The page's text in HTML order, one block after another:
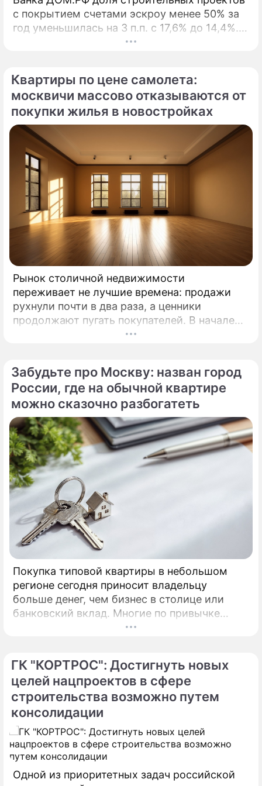
с покрытием счетами эскроу менее 50% за
год уменьшилась на 3 п.п. с 17,6% до 14,4%. В
начале 2026 года Банк ДОМ.
Квартиры по цене самолета:
москвичи массово отказываются от
покупки жилья в новостройках
Рынок столичной недвижимости
переживает не лучшие времена: продажи
рухнули почти в два раза, а ценники
продолжают пугать покупателей. В начале
2026 года московские новостройки
Забудьте про Москву: назван город
России, где на обычной квартире
можно сказочно разбогатеть
Покупка типовой квартиры в небольшом
регионе сегодня приносит владельцу
больше денег, чем бизнес в столице или
банковский вклад. Многие по привычке
думают, что инвестировать в жилье нужно
ГК "КОРТРОС": Достигнуть новых
целей нацпроектов в сфере
строительства возможно путем
консолидации
Одной из приоритетных задач российской